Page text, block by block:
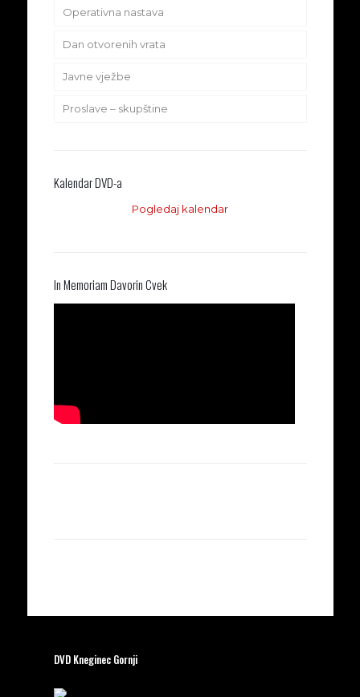
Operativna nastava
Dan otvorenih vrata
Javne vježbe
Proslave – skupštine
Kalendar DVD-a
Pogledaj kalendar
In Memoriam Davorin Cvek
DVD Kneginec Gornji